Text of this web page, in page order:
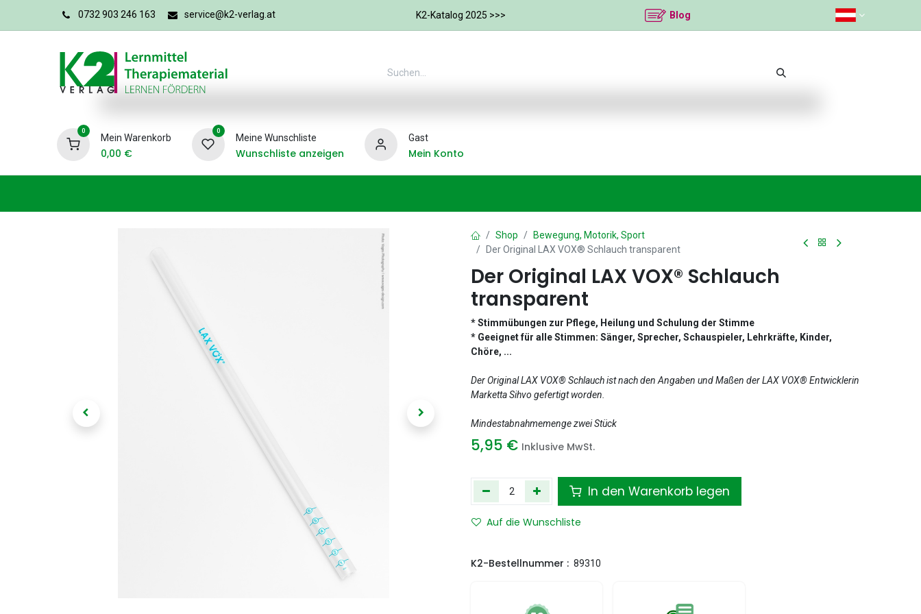
0732 903 246 163 service@k2-verlag.at K2-Katalog 2025 >>> Blog
0
Mein Warenkorb
0,00 €
0
Meine Wunschliste
Wunschliste anzeigen
Gast
Mein Konto
Shop
Bewegung, Motorik, Sport
Der Original LAX VOX® Schlauch​ transparent
Der Original LAX VOX® Schlauch​
transparent
* Stimmübungen zur Pflege, Heilung und Schulung der Stimme
* Geeignet für alle Stimmen: Sänger, Sprecher, Schauspieler, Lehrkräfte, Kinder,
Chöre, ...
Der Original LAX VOX® Schlauch ist nach den Angaben und Maßen der LAX VOX® Entwicklerin
Marketta Sihvo gefertigt worden.
Mindestabnahmemenge zwei Stück
5,95 € Inklusive MwSt.
In den Warenkorb legen
Auf die Wunschliste
K2-Bestellnummer : 89310